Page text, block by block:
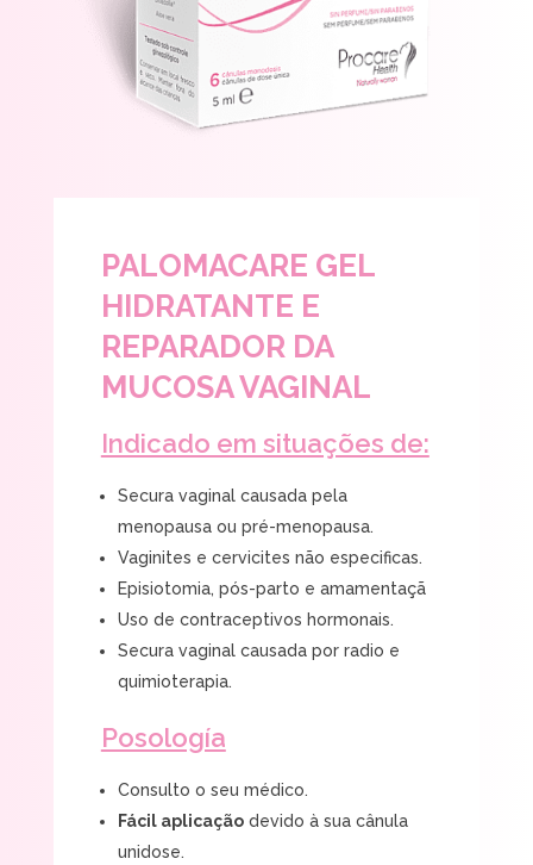
PALOMACARE GEL
HIDRATANTE E
REPARADOR DA
MUCOSA VAGINAL
Indicado em situações de:
Secura vaginal causada pela
menopausa ou pré-menopausa.
Vaginites e cervicites não especificas.
Episiotomia, pós-parto e amamentaçã
Uso de contraceptivos hormonais.
Secura vaginal causada por radio e
quimioterapia.
Posología
Consulto o seu médico.
Fácil aplicaçãodevido à sua cânula
unidose.